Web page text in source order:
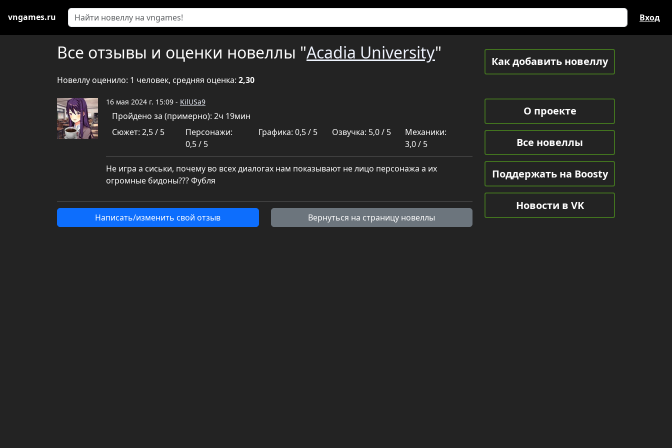
vngames.ru Вход
Все отзывы и оценки новеллы "Acadia University"
Новеллу оценило: 1 человек, средняя оценка: 2,30
16 мая 2024 г. 15:09 - KilUSa9
Пройдено за (примерно): 2ч 19мин
Сюжет: 2,5 / 5
Персонажи:
0,5 / 5
Графика: 0,5 / 5 Озвучка: 5,0 / 5
Механики:
3,0 / 5
Не игра а сиськи, почему во всех диалогах нам показывают не лицо персонажа а их
огромные бидоны??? Фубля
Написать/изменить свой отзыв Вернуться на страницу новеллы
Как добавить новеллу
О проекте
Все новеллы
Поддержать на Boosty
Новости в VK